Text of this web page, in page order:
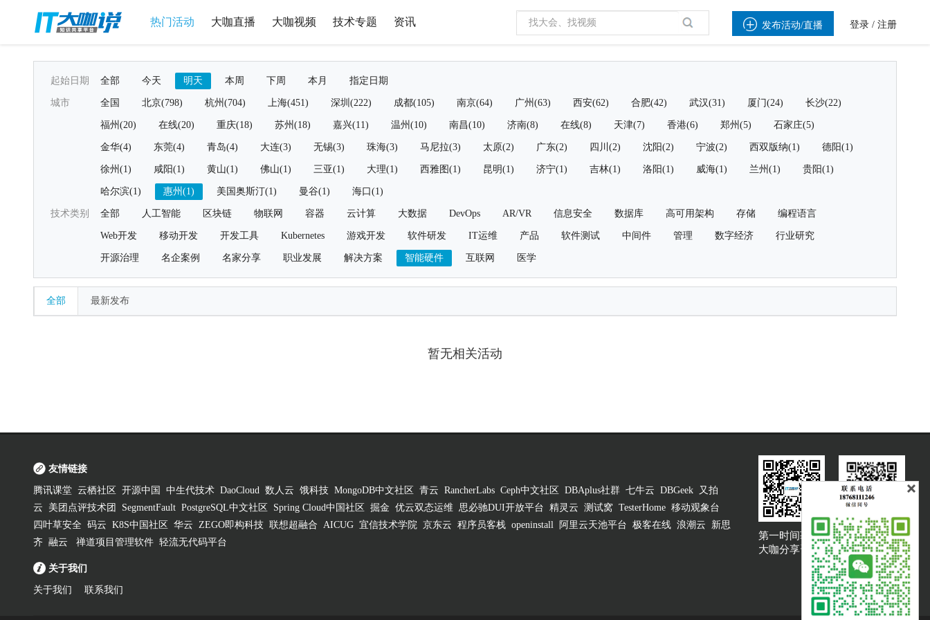
热门活动 大咖直播 大咖视频 技术专题 资讯  发布活动/直播 登录 / 注册
起始日期 全部 今天 明天 本周 下周 本月 指定日期
城市 全国 北京(798) 杭州(704) 上海(451) 深圳(222) 成都(105) 南京(64) 广州(63) 西安(62) 合肥(42) 武汉(31) 厦门(24) 长沙(22)
福州(20) 在线(20) 重庆(18) 苏州(18) 嘉兴(11) 温州(10) 南昌(10) 济南(8) 在线(8) 天津(7) 香港(6) 郑州(5) 石家庄(5)
金华(4) 东莞(4) 青岛(4) 大连(3) 无锡(3) 珠海(3) 马尼拉(3) 太原(2) 广东(2) 四川(2) 沈阳(2) 宁波(2) 西双版纳(1) 德阳(1)
徐州(1) 咸阳(1) 黄山(1) 佛山(1) 三亚(1) 大理(1) 西雅图(1) 昆明(1) 济宁(1) 吉林(1) 洛阳(1) 威海(1) 兰州(1) 贵阳(1)
哈尔滨(1) 惠州(1) 美国奥斯汀(1) 曼谷(1) 海口(1)
技术类别 全部 人工智能 区块链 物联网 容器 云计算 大数据 DevOps AR/VR 信息安全 数据库 高可用架构 存储 编程语言
Web开发 移动开发 开发工具 Kubernetes 游戏开发 软件研发 IT运维 产品 软件测试 中间件 管理 数字经济 行业研究
开源治理 名企案例 名家分享 职业发展 解决方案 智能硬件 互联网 医学
全部 最新发布
暂无相关活动
友情链接
腾讯课堂 云栖社区 开源中国 中生代技术 DaoCloud 数人云 饿科技 MongoDB中文社区 青云 RancherLabs Ceph中文社区 DBAplus社群 七牛云 DBGeek
又拍
云
美团点评技术团 SegmentFault PostgreSQL中文社区 Spring Cloud中国社区 掘金 优云双态运维 思必驰DUI开放平台 精灵云 测试窝 TesterHome 移动观象台
四叶草安全 码云 K8S中国社区 华云 ZEGO即构科技 联想超融合 AICUG 宜信技术学院 京东云 程序员客栈 openinstall 阿里云天池平台 极客在线 浪潮云
新思
齐 融云 禅道项目管理软件 轻流无代码平台
关于我们
关于我们 联系我们
第一时间获取
大咖分享资讯
大咖说吐槽客服